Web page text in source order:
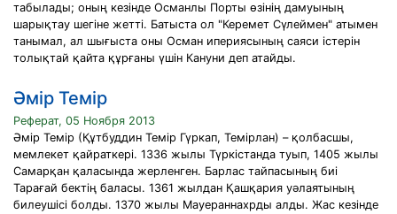
табылады; оның кезінде Османлы Порты өзінің дамуының
шарықтау шегіне жетті. Батыста ол "Керемет Сүлеймен" атымен
танымал, ал шығыста оны Осман ипериясының саяси істерін
толықтай қайта құрғаны үшін Кануни деп атайды.
Әмір Темір
Реферат, 05 Ноября 2013
Әмір Темір (Құтбуддин Темір Гүркап, Темірлан) – қолбасшы,
мемлекет қайраткері. 1336 жылы Түркістанда туып, 1405 жылы
Самарқан қаласында жерленген. Барлас тайпасының биі
Тарағай бектің баласы. 1361 жылдан Қашқария уәлаятының
билеушісі болды. 1370 жылы Мауераннахрды алды. Жас кезінде